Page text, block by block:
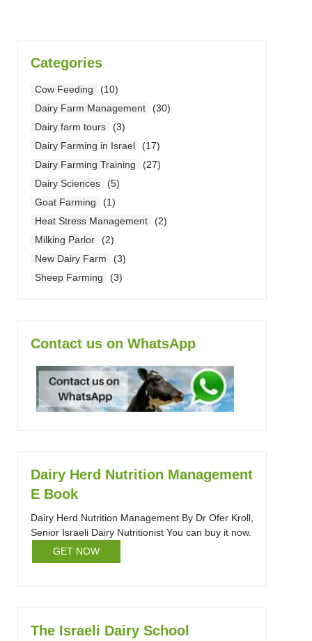
Categories
Cow Feeding
(10)
Dairy Farm Management
(30)
Dairy farm tours
(3)
Dairy Farming in Israel
(17)
Dairy Farming Training
(27)
Dairy Sciences
(5)
Goat Farming
(1)
Heat Stress Management
(2)
Milking Parlor
(2)
New Dairy Farm
(3)
Sheep Farming
(3)
Contact us on WhatsApp
Dairy Herd Nutrition Management
E Book
Dairy Herd Nutrition Management By Dr Ofer Kroll,
Senior Israeli Dairy Nutritionist You can buy it now.
GET NOW
The Israeli Dairy School